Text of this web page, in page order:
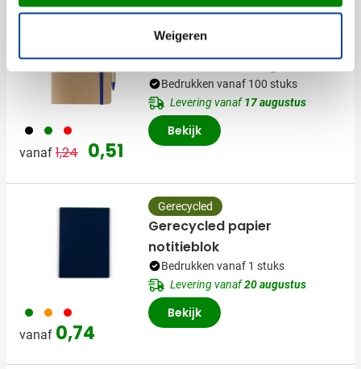
Weigeren
001 004 008
vanaf Normale prijs
1,24 Speciale prijs
0,51
Gerecycled Notitieboek
Theodore [A5] Original
Bedrukken vanaf 100 stuks
Levering vanaf17 augustus
Bekijk
004 007 008
vanaf 0,74
Gerecycled
Gerecycled papier
notitieblok
Bedrukken vanaf 1 stuks
Levering vanaf20 augustus
Bekijk